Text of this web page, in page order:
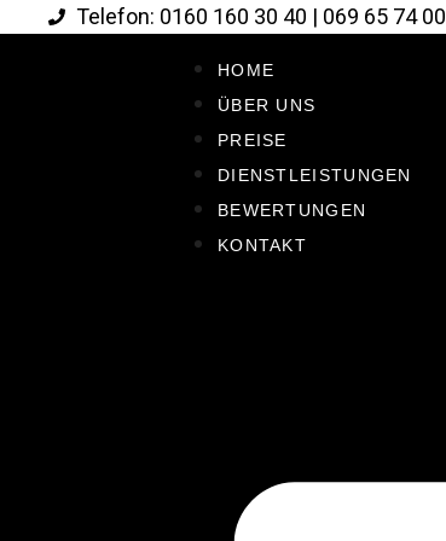
Telefon: 0160 160 30 40 | 069 65 74 00
HOME
ÜBER UNS
PREISE
DIENSTLEISTUNGEN
BEWERTUNGEN
KONTAKT